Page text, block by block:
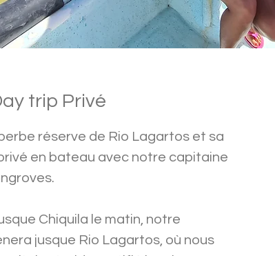
trip Privé
réserve de Rio Lagartos et sa
en bateau avec notre capitaine
Chiquila le matin, notre
jusque Rio Lagartos, où nous